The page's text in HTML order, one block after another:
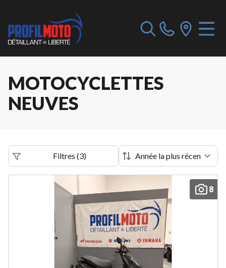
MOTOCYCLETTES
NEUVES
Filtres (3)
8